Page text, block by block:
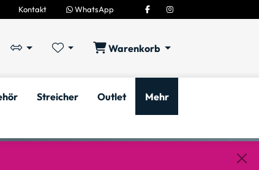
Kontakt WhatsApp
Warenkorb
Streicher Outlet Mehr